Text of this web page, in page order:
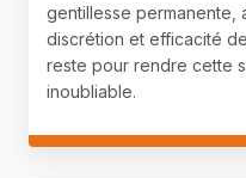
gentillesse permanente,
discrétion et efficacité
reste pour rendre cette
inoubliable.